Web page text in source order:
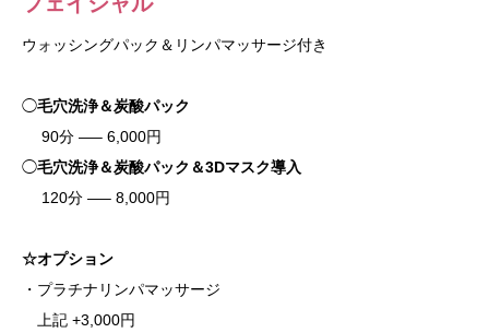
ウォッシングパック＆リンパマッサージ付き
◯毛穴洗浄＆炭酸パック
90分 —– 6,000円
◯毛穴洗浄＆炭酸パック＆3Dマスク導入
120分 —– 8,000円
☆オプション
・プラチナリンパマッサージ
上記 +3,000円